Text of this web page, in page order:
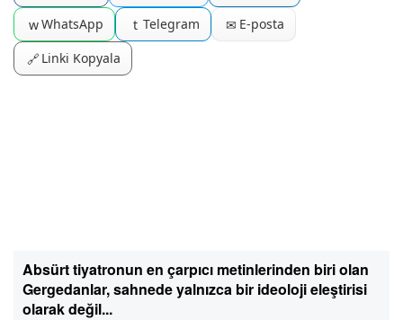
wWhatsApp t Telegram ✉ E-posta
🔗Linki Kopyala
Absürt tiyatronun en çarpıcı metinlerinden biri olan
Gergedanlar, sahnede yalnızca bir ideoloji eleştirisi
olarak değil...